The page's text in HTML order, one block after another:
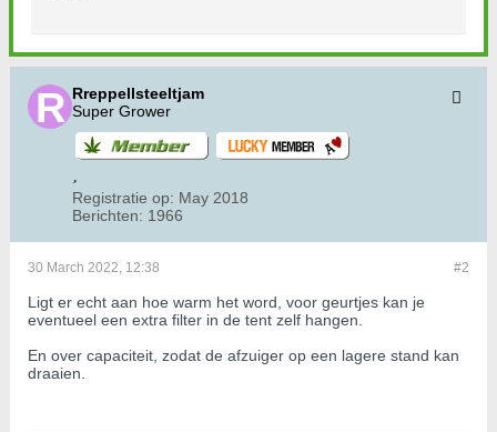
Rreppellsteeltjam
Super Grower
Registratie op: May 2018
Berichten: 1966
#2
30 March 2022, 12:38
Ligt er echt aan hoe warm het word, voor geurtjes kan je
eventueel een extra filter in de tent zelf hangen.
En over capaciteit, zodat de afzuiger op een lagere stand kan
draaien.